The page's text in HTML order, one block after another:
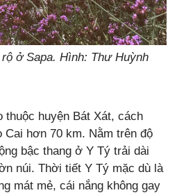
ở Sapa. Hình: Thư Huỳnh
thuộc huyện Bát Xát, cách
Cai hơn 70 km. Nằm trên độ
bậc thang ở Y Tý trải dài
núi. Thời tiết Y Tý mặc dù là
mát mẻ, cái nắng không gay